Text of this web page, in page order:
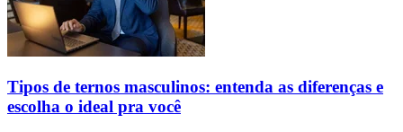
Tipos de ternos masculinos: entenda as diferenças e
escolha o ideal pra você